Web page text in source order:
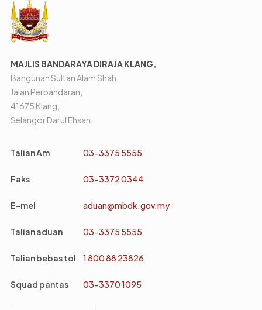
MAJLIS BANDARAYA DIRAJA KLANG,
Bangunan Sultan Alam Shah,
Jalan Perbandaran,
41675 Klang,
Selangor Darul Ehsan.
Talian Am 03-3375 5555
Faks 03-3372 0344
E-mel aduan@mbdk.gov.my
Talian aduan 03-3375 5555
Talian bebas tol 1 800 88 23826
Squad pantas 03-3370 1095